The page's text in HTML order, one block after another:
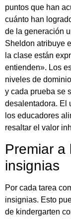
puntos que han
cuánto han
de la generación
Sheldon atribuye
la clase están
entienden». Los
niveles de
y cada prueba se
desalentadora. El
los educadores
resaltar el valor
Premiar a
insignias
Por cada tarea
insignias. Esto
de kindergarten